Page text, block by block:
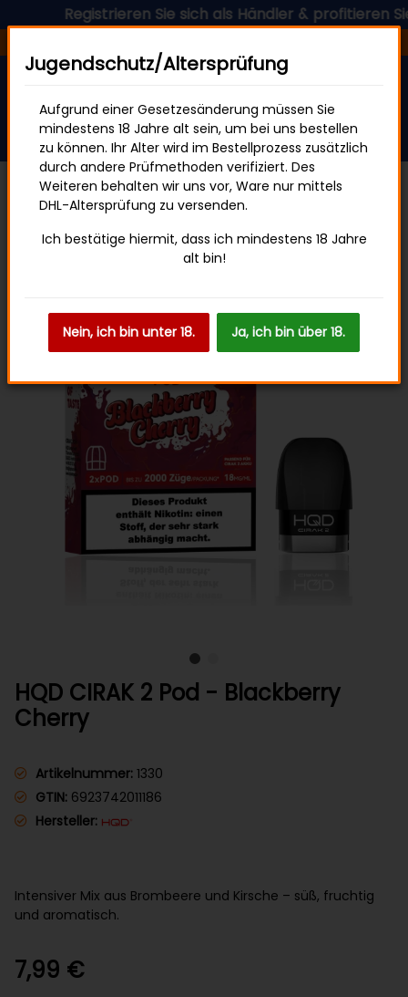
Registrieren Sie sich als Händler & profitieren Sie
HQD CIRAK 2
HQD CIRAK 2 Pod - Blackberry
Cherry
Artikelnummer: 1330
GTIN: 6923742011186
Hersteller:
Intensiver Mix aus Brombeere und Kirsche – süß, fruchtig
und aromatisch.
7,99 €
Jugendschutz/Altersprüfung
Aufgrund einer Gesetzesänderung müssen Sie
mindestens 18 Jahre alt sein, um bei uns bestellen
zu können. Ihr Alter wird im Bestellprozess zusätzlich
durch andere Prüfmethoden verifiziert. Des
Weiteren behalten wir uns vor, Ware nur mittels
DHL-Altersprüfung zu versenden.
Ich bestätige hiermit, dass ich mindestens 18 Jahre
alt bin!
Nein, ich bin unter 18. Ja, ich bin über 18.